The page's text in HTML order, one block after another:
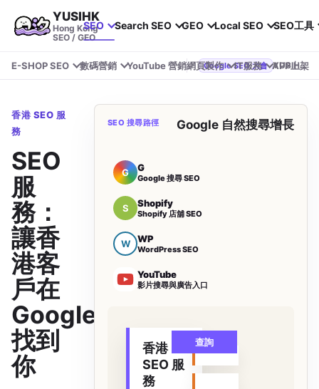
YUSIHK
Hong Kong
SEO / GEO
SEO Search SEO GEO Local SEO SEO工具
E-SHOP SEO 數碼營銷 YouTube 營銷網頁製作 IT服務 APP上架
Google SEO 大會 YUSIHK 近期參加 Google Search Central Live
香港 SEO 服
務
SEO
服
務：
讓香
港客
戶在
Google
找到
你
SEO 搜尋路徑 Google 自然搜尋增長
G G
Google 搜尋 SEO
S Shopify
Shopify 店舖 SEO
W WP
WordPress SEO
YouTube
影片搜尋與廣告入口
香港
SEO 服
務
查詢